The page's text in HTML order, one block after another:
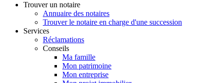
Trouver un notaire
Annuaire des notaires
Trouver le notaire en charge d'une succession
Services
Réclamations
Conseils
Ma famille
Mon patrimoine
Mon entreprise